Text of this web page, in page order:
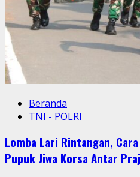
Beranda
TNI - POLRI
Lomba Lari Rintangan,
Pupuk Jiwa Korsa Antar